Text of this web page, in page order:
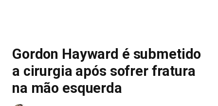
Gordon Hayward é submetido
a cirurgia após sofrer fratura
na mão esquerda